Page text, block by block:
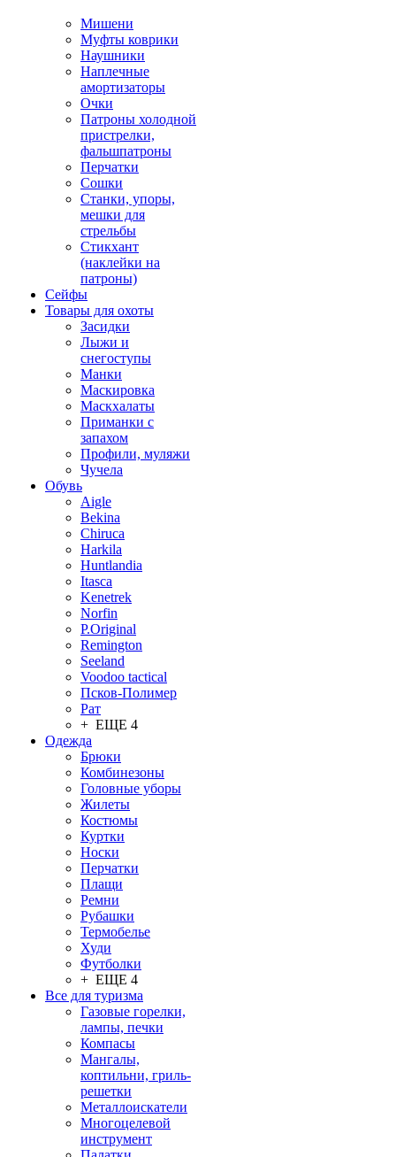
Мишени
Муфты коврики
Наушники
Наплечные
амортизаторы
Очки
Патроны холодной
пристрелки,
фальшпатроны
Перчатки
Сошки
Станки, упоры,
мешки для
стрельбы
Стикхант
(наклейки на
патроны)
Сейфы
Товары для охоты
Засидки
Лыжи и
снегоступы
Манки
Маскировка
Маскхалаты
Приманки с
запахом
Профили, муляжи
Чучела
Обувь
Aigle
Bekina
Chiruсa
Harkila
Huntlandia
Itasca
Kenetrek
Norfin
P.Original
Remington
Seeland
Voodoo tactical
Псков-Полимер
Рат
+ ЕЩЕ 4
Одежда
Брюки
Комбинезоны
Головные уборы
Жилеты
Костюмы
Куртки
Носки
Перчатки
Плащи
Ремни
Рубашки
Термобелье
Худи
Футболки
+ ЕЩЕ 4
Все для туризма
Газовые горелки,
лампы, печки
Компасы
Мангалы,
коптильни, гриль-
решетки
Металлоискатели
Многоцелевой
инструмент